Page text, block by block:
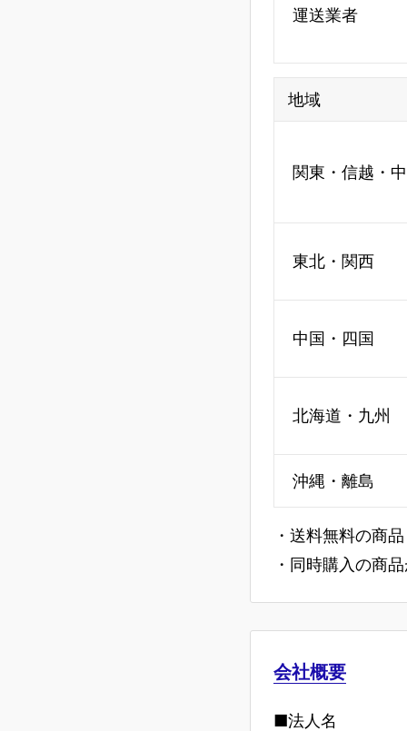
運送業者
地域
関東・信越・
東北・関西
中国・四国
北海道・九州
沖縄・離島
・送料無料の商
・同時購入の商
会社概要
■法人名